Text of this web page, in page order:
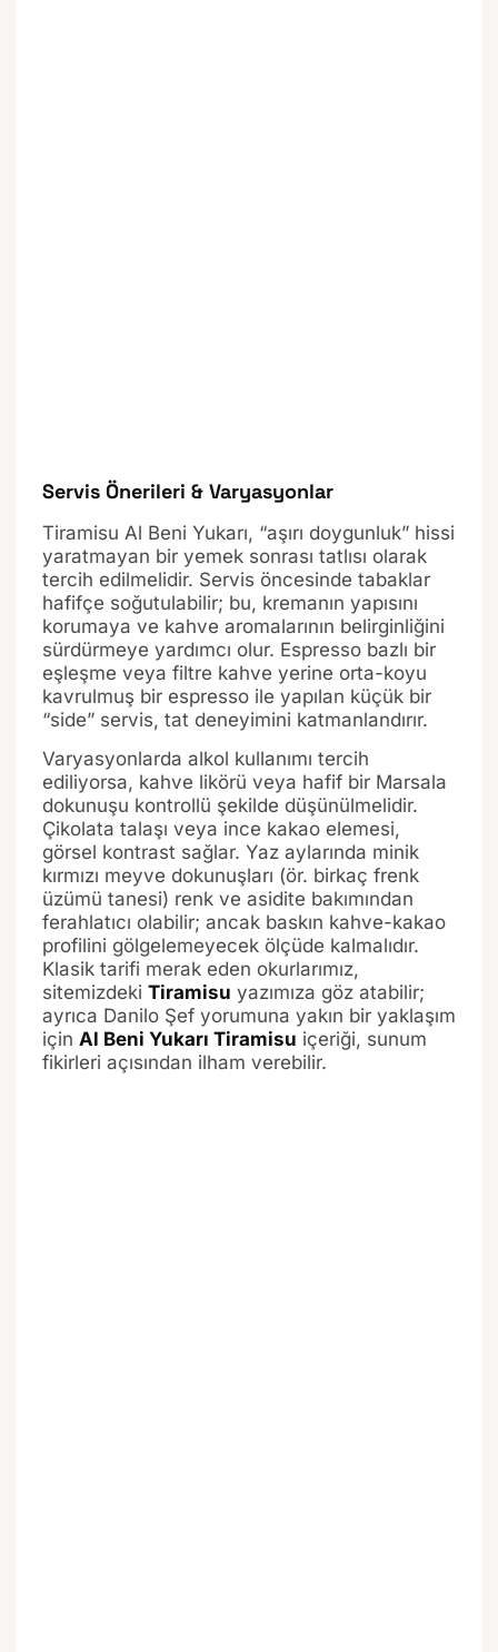
Servis Önerileri & Varyasyonlar
Tiramisu Al Beni Yukarı, “aşırı doygunluk” hissi
yaratmayan bir yemek sonrası tatlısı olarak
tercih edilmelidir. Servis öncesinde tabaklar
hafifçe soğutulabilir; bu, kremanın yapısını
korumaya ve kahve aromalarının belirginliğini
sürdürmeye yardımcı olur. Espresso bazlı bir
eşleşme veya filtre kahve yerine orta-koyu
kavrulmuş bir espresso ile yapılan küçük bir
“side” servis, tat deneyimini katmanlandırır.
Varyasyonlarda alkol kullanımı tercih
ediliyorsa, kahve likörü veya hafif bir Marsala
dokunuşu kontrollü şekilde düşünülmelidir.
Çikolata talaşı veya ince kakao elemesi,
görsel kontrast sağlar. Yaz aylarında minik
kırmızı meyve dokunuşları (ör. birkaç frenk
üzümü tanesi) renk ve asidite bakımından
ferahlatıcı olabilir; ancak baskın kahve-kakao
profilini gölgelemeyecek ölçüde kalmalıdır.
Klasik tarifi merak eden okurlarımız,
sitemizdeki Tiramisu yazımıza göz atabilir;
ayrıca Danilo Şef yorumuna yakın bir yaklaşım
için Al Beni Yukarı Tiramisu içeriği, sunum
fikirleri açısından ilham verebilir.